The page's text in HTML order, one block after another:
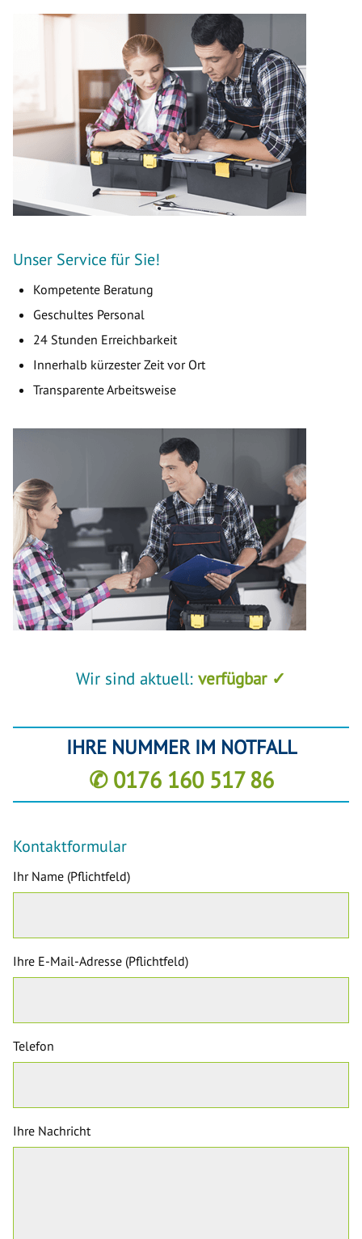
Unser Service für Sie!
Kompetente Beratung
Geschultes Personal
24 Stunden Erreichbarkeit
Innerhalb kürzester Zeit vor Ort
Transparente Arbeitsweise
Wir sind aktuell: verfügbar ✓
IHRE NUMMER IM NOTFALL
✆ 0176 160 517 86
Kontaktformular
Ihr Name (Pflichtfeld)
Ihre E-Mail-Adresse (Pflichtfeld)
Telefon
Ihre Nachricht